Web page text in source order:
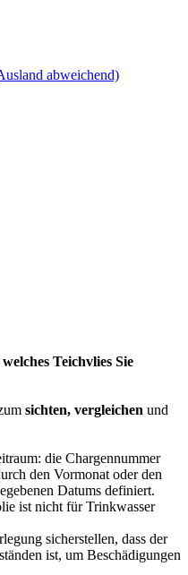
abweichend)
Teichvlies Sie
sichten, vergleichen und
die Chargennummer
den Vormonat oder den
Datums definiert.
ist nicht für Trinkwasser
sicherstellen, dass der
ist, um Beschädigungen